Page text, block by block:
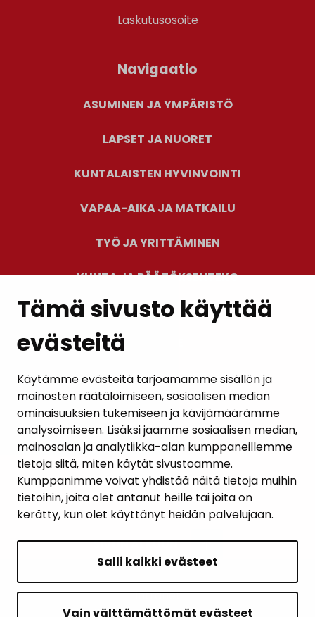
Tämä sivusto käyttää
evästeitä
Käytämme evästeitä tarjoamamme sisällön ja
mainosten räätälöimiseen, sosiaalisen median
ominaisuuksien tukemiseen ja kävijämäärämme
analysoimiseen. Lisäksi jaamme sosiaalisen median,
mainosalan ja analytiikka-alan kumppaneillemme
tietoja siitä, miten käytät sivustoamme.
Kumppanimme voivat yhdistää näitä tietoja muihin
tietoihin, joita olet antanut heille tai joita on
kerätty, kun olet käyttänyt heidän palvelujaan.
Salli kaikki evästeet
Vain välttämättömät evästeet
Laskutusosoite
Navigaatio
ASUMINEN JA YMPÄRISTÖ
LAPSET JA NUORET
KUNTALAISTEN HYVINVOINTI
VAPAA-AIKA JA MATKAILU
TYÖ JA YRITTÄMINEN
KUNTA JA PÄÄTÖKSENTEKO
AJANKOHTAISET
YHTEYSTIEDOT
KARTTAPALVELU
SIVUN ALKUUN
Intranet
Saavutettavuusseloste